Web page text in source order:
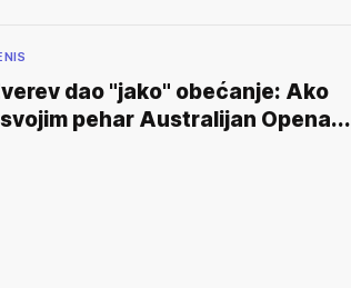
dao "jako" obećanje: Ako
pehar Australijan Opena...